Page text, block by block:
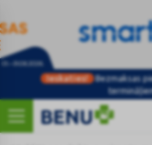
Ieskaties! Bezmaksas